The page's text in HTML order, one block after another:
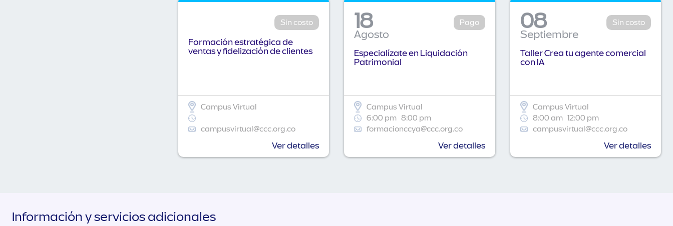
Sin costo
Formación estratégica de
ventas y fidelización de clientes
Campus Virtual
campusvirtual@ccc.org.co
Ver detalles
18
Agosto
Pago
Especialízate en Liquidación
Patrimonial
Campus Virtual
6:00 pm 8:00 pm
formacionccya@ccc.org.co
Ver detalles
08
Septiembre
Sin costo
Taller Crea tu agente comercial
con IA
Campus Virtual
8:00 am 12:00 pm
campusvirtual@ccc.org.co
Ver detalles
Información y servicios adicionales